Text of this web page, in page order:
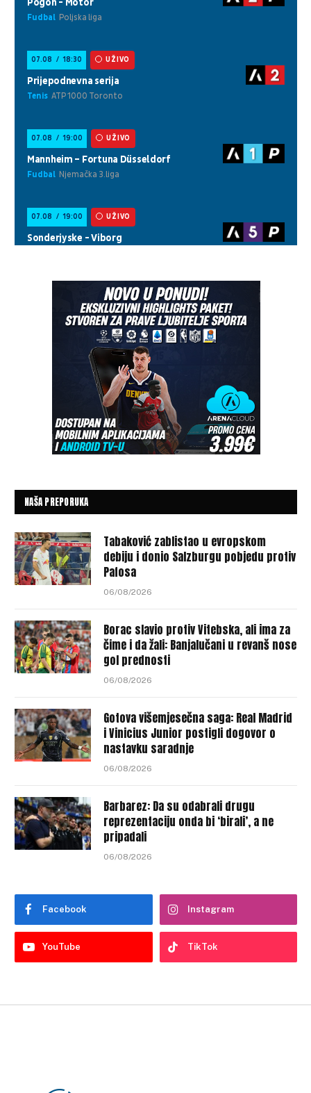
NAŠA PREPORUKA
Tabaković zablistao u evropskom
debiju i donio Salzburgu pobjedu protiv
Pafosa
06/08/2026
Borac slavio protiv Vitebska, ali ima za
čime i da žali: Banjalučani u revanš nose
gol prednosti
06/08/2026
Gotova višemjesečna saga: Real Madrid
i Vinicius Junior postigli dogovor o
nastavku saradnje
06/08/2026
Barbarez: Da su odabrali drugu
reprezentaciju onda bi ‘birali’, a ne
pripadali
06/08/2026
Facebook Instagram
YouTube TikTok